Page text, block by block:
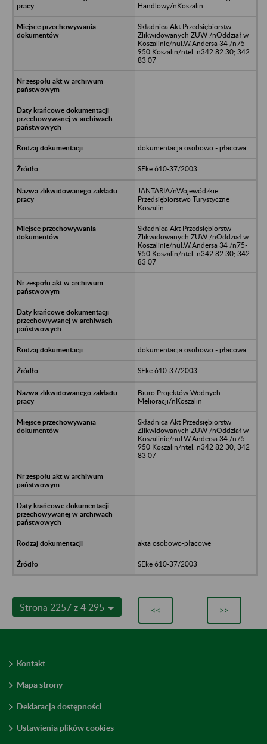
Handlowy/nKoszalin
Składnica Akt Przedsiębiorstw
Zlikwidowanych ZUW /nOddział w
Koszalinie/nul.W.Andersa 34 /n75-
950 Koszalin/ntel. n342 82 30; 342
83 07
dokumentacja osobowo - płacowa
SEke 610-37/2003
JANTARIA/nWojewódzkie
Przedsiębiorstwo Turystyczne
Koszalin
Składnica Akt Przedsiębiorstw
Zlikwidowanych ZUW /nOddział w
Koszalinie/nul.W.Andersa 34 /n75-
950 Koszalin/ntel. n342 82 30; 342
83 07
dokumentacja osobowo - płacowa
SEke 610-37/2003
Biuro Projektów Wodnych
Melioracji/nKoszalin
Składnica Akt Przedsiębiorstw
Zlikwidowanych ZUW /nOddział w
Koszalinie/nul.W.Andersa 34 /n75-
950 Koszalin/ntel. n342 82 30; 342
83 07
akta osobowo-płacowe
SEke 610-37/2003
Strona 2257 z 4 295 << >>
Kontakt
Mapa strony
Deklaracja dostępności
Ustawienia plików cookies